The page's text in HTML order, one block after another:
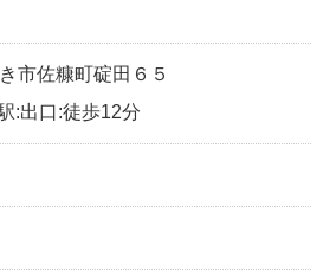
市佐糠町碇田６５
:出口:徒歩12分